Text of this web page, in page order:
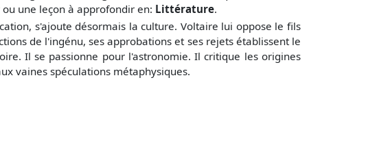
une leçon à approfondir en: Littérature.
s'ajoute désormais la culture. Voltaire lui oppose le fils
de l'ingénu, ses approbations et ses rejets établissent le
Il se passionne pour l'astronomie. Il critique les origines
vaines spéculations métaphysiques.